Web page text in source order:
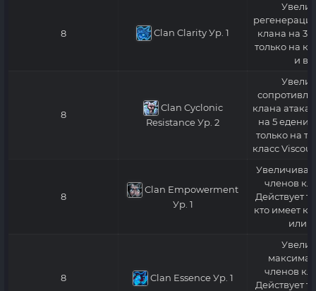
8 Clan ClarityУр. 1
клана на
только на
и
8
Clan Cyclonic
ResistanceУр. 2
клана
на 5
только на
класс
8
Clan Empowerment
Ур. 1
членов
Действует
кто имеет
или
8 Clan EssenceУр. 1
членов
Действует